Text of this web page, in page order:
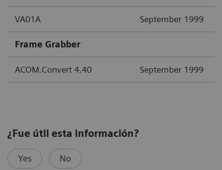
VA01A September 1999
Frame Grabber
ACOM.Convert 4.40 September 1999
¿Fue útil esta información?
Yes No